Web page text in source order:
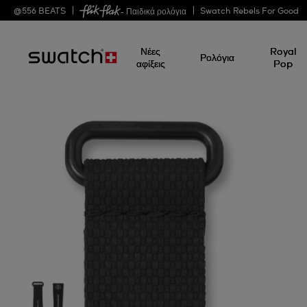
@556 BEATS - Παιδικά ρολόγια Swatch Rebels For Good
Νέες
αφίξεις
Ρολόγια
Royal
Pop